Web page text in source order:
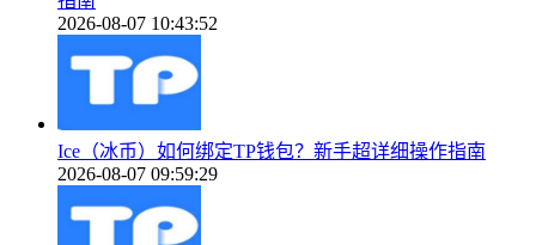
2026-08-07 10:43:52
Ice（冰币）如何绑定TP钱包？新手超详细操作指南
2026-08-07 09:59:29